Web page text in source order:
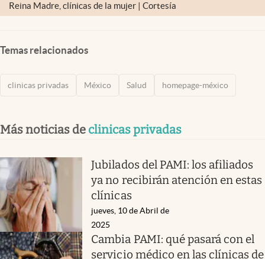
Reina Madre, clínicas de la mujer | Cortesía
Temas relacionados
clinicas privadas México Salud homepage-méxico
Más noticias de clinicas privadas
Jubilados del PAMI: los afiliados
ya no recibirán atención en estas
clínicas
jueves, 10 de Abril de
2025
Cambia PAMI: qué pasará con el
servicio médico en las clínicas de